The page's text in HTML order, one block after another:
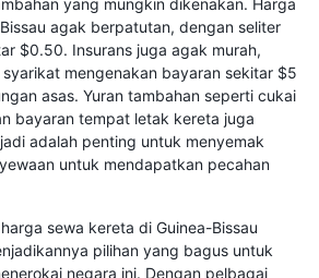
yang mungkin dikenakan. Harga
agak berpatutan, dengan seliter
$0.50. Insurans juga agak murah,
mengenakan bayaran sekitar $5
asas. Yuran tambahan seperti cukai
bayaran tempat letak kereta juga
adalah penting untuk menyemak
untuk mendapatkan pecahan
sewa kereta di Guinea-Bissau
pilihan yang bagus untuk
negara ini. Dengan pelbagai